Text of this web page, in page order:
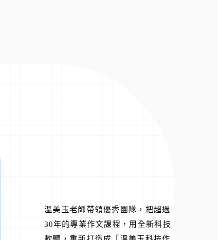
溫美玉老師帶領優秀團隊，把超過
30年的專業作文課程，用全新科技